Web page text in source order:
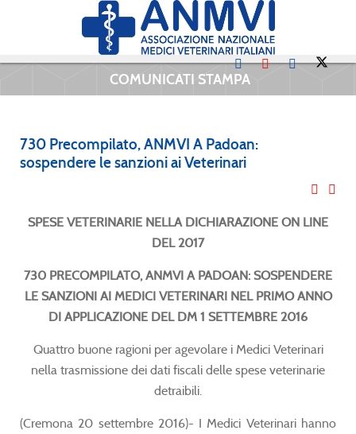
COMUNICATI STAMPA
730 Precompilato, ANMVI A Padoan:
sospendere le sanzioni ai Veterinari
SPESE VETERINARIE NELLA DICHIARAZIONE ON LINE
DEL 2017
730 PRECOMPILATO, ANMVI A PADOAN: SOSPENDERE
LE SANZIONI AI MEDICI VETERINARI NEL PRIMO ANNO
DI APPLICAZIONE DEL DM 1 SETTEMBRE 2016
Quattro buone ragioni per agevolare i Medici Veterinari
nella trasmissione dei dati fiscali delle spese veterinarie
detraibili.
(Cremona 20 settembre 2016)- I Medici Veterinari hanno